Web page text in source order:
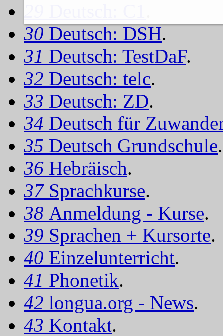
29
30 Deutsch: DSH.
31 Deutsch: TestDaF.
32 Deutsch: telc.
33 Deutsch: ZD.
34 Deutsch für
35 Deutsch Grundschule.
36 Hebräisch.
37 Sprachkurse.
38 Anmeldung - Kurse.
39 Sprachen + Kursorte.
40 Einzelunterricht.
41 Phonetik.
42 longua.org - News.
43 Kontakt.